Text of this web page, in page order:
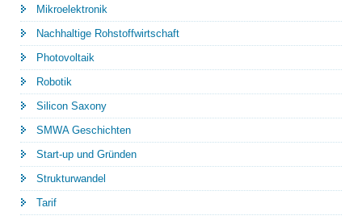
Mikroelektronik
Nachhaltige Rohstoffwirtschaft
Photovoltaik
Robotik
Silicon Saxony
SMWA Geschichten
Start-up und Gründen
Strukturwandel
Tarif